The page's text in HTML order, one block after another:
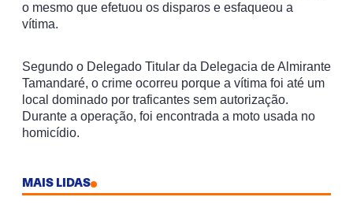
o mesmo que efetuou os disparos e esfaqueou a
vítima.
Segundo o Delegado Titular da Delegacia de Almirante
Tamandaré, o crime ocorreu porque a vítima foi até um
local dominado por traficantes sem autorização.
Durante a operação, foi encontrada a moto usada no
homicídio.
MAIS LIDAS